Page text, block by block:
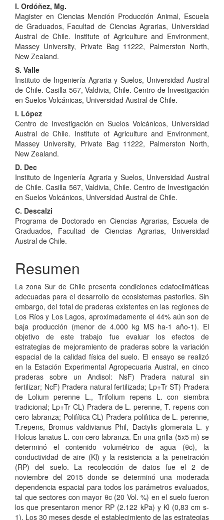
I. Ordóñez, Mg.
Magister en Ciencias Mención Producción Animal, Escuela
de Graduados, Facultad de Ciencias Agrarias, Universidad
Austral de Chile. Institute of Agriculture and Environment,
Massey University, Private Bag 11222, Palmerston North,
New Zealand.
S. Valle
Instituto de Ingeniería Agraria y Suelos, Universidad Austral
de Chile. Casilla 567, Valdivia, Chile. Centro de Investigación
en Suelos Volcánicas, Universidad Austral de Chile.
I. López
Centro de Investigación en Suelos Volcánicos, Universidad
Austral de Chile. Institute of Agriculture and Environment,
Massey University, Private Bag 11222, Palmerston North,
New Zealand.
D. Dec
Instituto de Ingeniería Agraria y Suelos, Universidad Austral
de Chile. Casilla 567, Valdivia, Chile. Centro de Investigación
en Suelos Volcánicos, Universidad Austral de Chile.
C. Descalzi
Programa de Doctorado en Ciencias Agrarias, Escuela de
Graduados, Facultad de Ciencias Agrarias, Universidad
Austral de Chile.
Resumen
La zona Sur de Chile presenta condiciones edafoclimáticas
adecuadas para el desarrollo de ecosistemas pastoriles. Sin
embargo, del total de praderas existentes en las regiones de
Los Ríos y Los Lagos, aproximadamente el 44% aún son de
baja producción (menor de 4.000 kg MS ha-1 año-1). El
objetivo de este trabajo fue evaluar los efectos de
estrategias de mejoramiento de praderas sobre la variación
espacial de la calidad física del suelo. El ensayo se realizó
en la Estación Experimental Agropecuaria Austral, en cinco
praderas sobre un Andisol: NsF) Pradera natural sin
fertilizar; NcF) Pradera natural fertilizada; Lp+Tr ST) Pradera
de Lolium perenne L., Trifolium repens L. con siembra
tradicional; Lp+Tr CL) Pradera de L. perenne, T. repens con
cero labranza; Polifítica CL) Pradera polifitica de L. perenne,
T.repens, Bromus valdivianus Phil, Dactylis glomerata L. y
Holcus lanatus L. con cero labranza. En una grilla (5x5 m) se
determinó el contenido volumétrico de agua (θc), la
conductividad de aire (Kl) y la resistencia a la penetración
(RP) del suelo. La recolección de datos fue el 2 de
noviembre del 2015 donde se determinó una moderada
dependencia espacial para todos los parámetros evaluados,
tal que sectores con mayor θc (20 Vol. %) en el suelo fueron
los que presentaron menor RP (2.122 kPa) y Kl (0,83 cm s-
1). Los 30 meses desde el establecimiento de las estrategias